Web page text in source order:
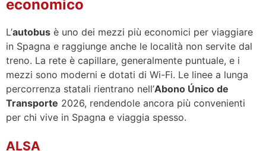
economico
L’autobus è uno dei mezzi più economici per viaggiare
in Spagna e raggiunge anche le località non servite dal
treno. La rete è capillare, generalmente puntuale, e i
mezzi sono moderni e dotati di Wi-Fi. Le linee a lunga
percorrenza statali rientrano nell’Abono Único de
Transporte 2026, rendendole ancora più convenienti
per chi vive in Spagna e viaggia spesso.
ALSA